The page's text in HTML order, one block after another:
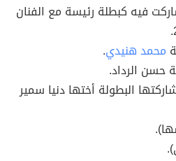
فيه كبطلة رئيسة مع الفنان
محمد هنيدي.
حسن الرداد.
البطولة أختها دنيا سمير